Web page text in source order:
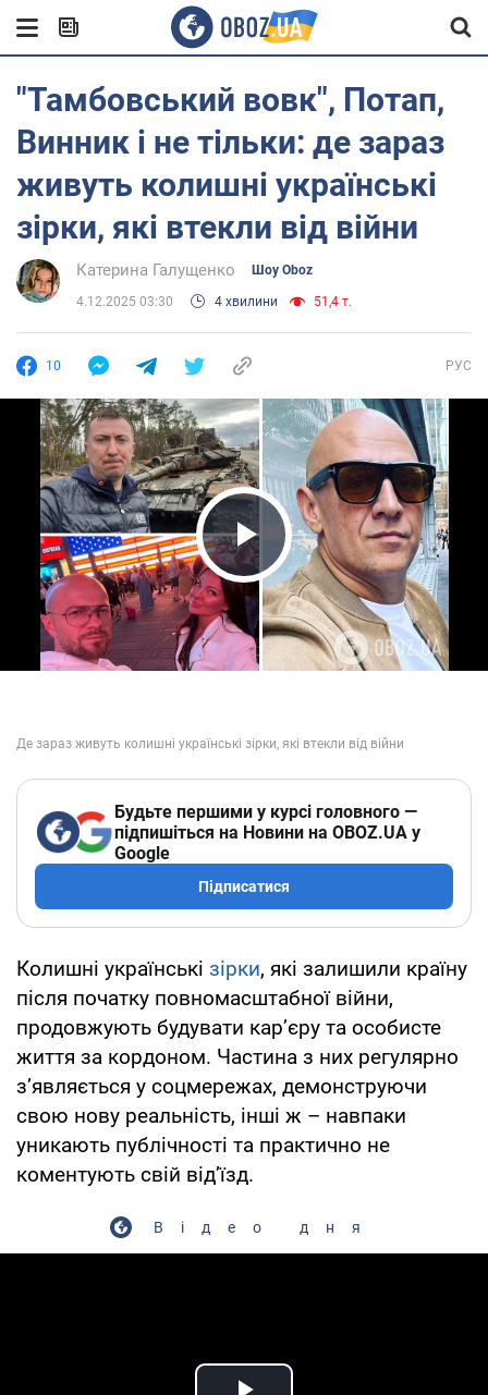
"Тамбовський вовк", Потап,
Винник і не тільки: де зараз
живуть колишні українські
зірки, які втекли від війни
Катерина Галущенко Шоу Oboz
4.12.2025 03:30 4 хвилини 51,4 т.
10 РУС
Play Video
Будьте першими у курсі головного —
підпишіться на Новини на OBOZ.UA у
Google
Підписатися
Колишні українські зірки, які залишили країну
після початку повномасштабної війни,
продовжують будувати кар’єру та особисте
життя за кордоном. Частина з них регулярно
з’являється у соцмережах, демонструючи
свою нову реальність, інші ж – навпаки
уникають публічності та практично не
коментують свій від’їзд.
Відео дня